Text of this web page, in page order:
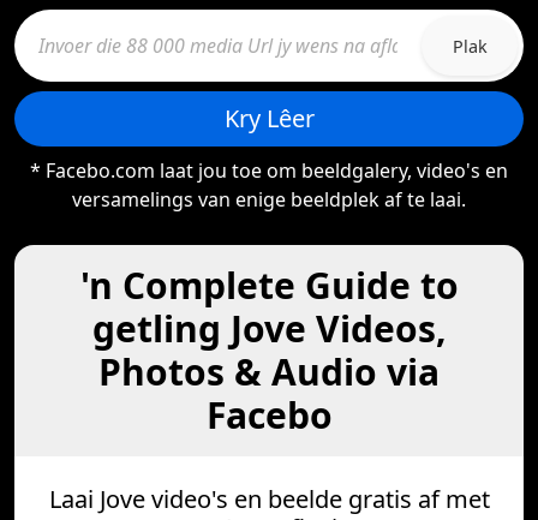
Plak
Kry Lêer
* Facebo.com laat jou toe om beeldgalery, video's en
versamelings van enige beeldplek af te laai.
'n Complete Guide to
getling Jove Videos,
Photos & Audio via
Facebo
Laai Jove video's en beelde gratis af met